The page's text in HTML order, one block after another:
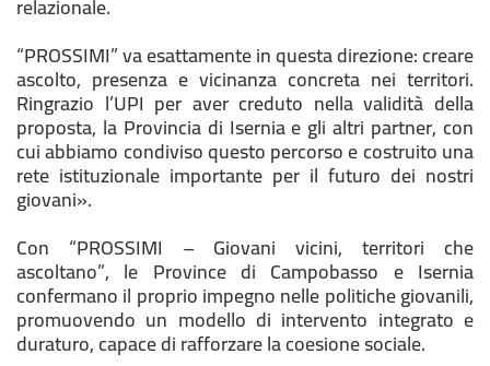
“PROSSIMI” va esattamente in questa direzione: creare
ascolto, presenza e vicinanza concreta nei territori.
Ringrazio l’UPI per aver creduto nella validità della
proposta, la Provincia di Isernia e gli altri partner, con
cui abbiamo condiviso questo percorso e costruito una
rete istituzionale importante per il futuro dei nostri
giovani».
Con “PROSSIMI – Giovani vicini, territori che
ascoltano”, le Province di Campobasso e Isernia
confermano il proprio impegno nelle politiche giovanili,
promuovendo un modello di intervento integrato e
duraturo, capace di rafforzare la coesione sociale.